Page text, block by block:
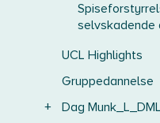
UCL Highlights
Gruppedannelse
+
Dag